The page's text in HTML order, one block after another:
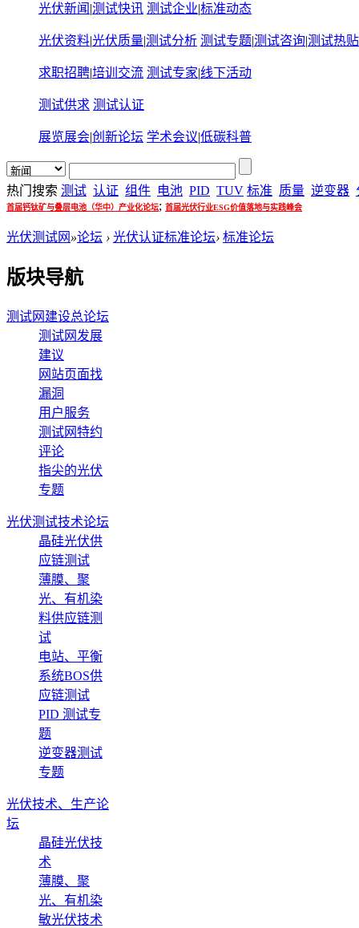
光伏新闻 |测试快讯 测试企业|标准动态
光伏资料|光伏质量|测试分析 测试专题|测试咨询|测试热贴
求职招聘|培训交流 测试专家|线下活动
测试供求 测试认证
展览展会|创新论坛 学术会议|低碳科普
热门搜索 测试 认证 组件 电池 PID TUV 标准 质量 逆变器
首届钙钛矿与叠层电池（华中）产业化论坛; 首届光伏行业ESG价值落地与实践峰会
光伏测试网 »论坛 › 光伏认证标准论坛› 标准论坛
版块导航
测试网建设总论坛
测试网发展
建议
网站页面找
漏洞
用户服务
测试网特约
评论
指尖的光伏
专题
光伏测试技术论坛
晶硅光伏供
应链测试
薄膜、聚
光、有机染
料供应链测
试
电站、平衡
系统BOS供
应链测试
PID 测试专
题
逆变器测试
专题
光伏技术、生产论
坛
晶硅光伏技
术
薄膜、聚
光、有机染
敏光伏技术